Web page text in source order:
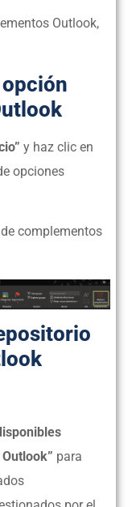
Outlook,
y haz clic en
opciones
complementos
para